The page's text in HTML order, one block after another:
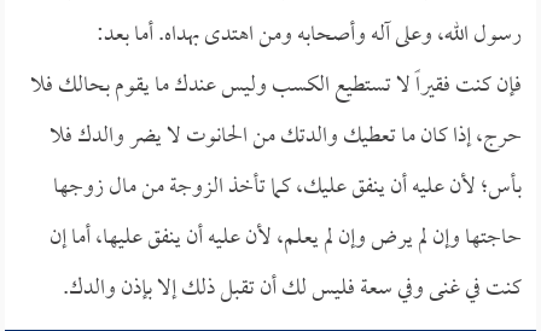
رسول الله، وعلى آله وأصحابه ومن اهتدى بهداه. أما بعد:
فإن كنت فقيراً لا تستطيع الكسب وليس عندك ما يقوم بحالك فلا
حرج، إذا كان ما تعطيك والدتك من الحانوت لا يضر والدك فلا
بأس؛ لأن عليه أن ينفق عليك، كما تأخذ الزوجة من مال زوجها
حاجتها وإن لم يرض وإن لم يعلم، لأن عليه أن ينفق عليها، أما إن
كنت في غنى وفي سعة فليس لك أن تقبل ذلك إلا بإذن والدك.